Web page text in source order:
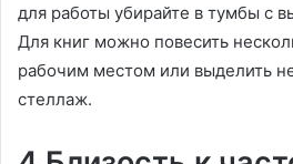
для работы убирайте в тумбы с
Для книг можно повесить
рабочим местом или выделить
стеллаж.